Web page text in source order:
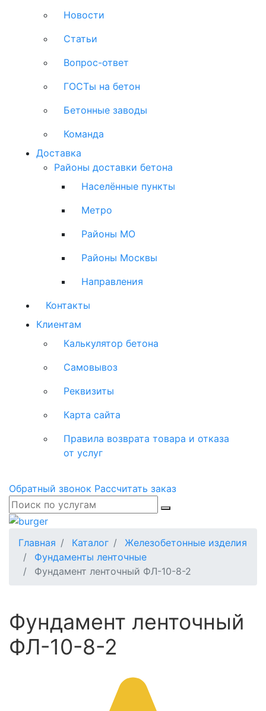
Новости
Статьи
Вопрос-ответ
ГОСТы на бетон
Бетонные заводы
Команда
Доставка
Районы доставки бетона
Населённые пункты
Метро
Районы МО
Районы Москвы
Направления
Контакты
Клиентам
Калькулятор бетона
Самовывоз
Реквизиты
Карта сайта
Правила возврата товара и отказа
от услуг
Обратный звонок Рассчитать заказ
Главная Каталог
Железобетонные изделия
Фундаменты ленточные
Фундамент ленточный ФЛ-10-8-2
Фундамент ленточный
ФЛ-10-8-2